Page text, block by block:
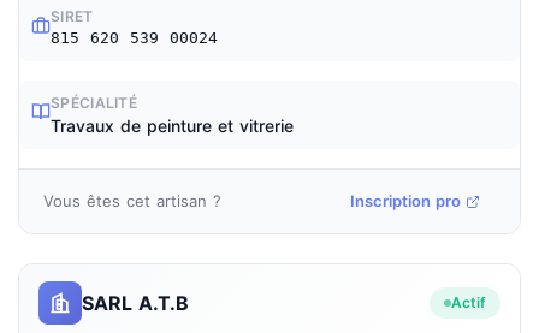
SIRET
815 620 539 00024
SPÉCIALITÉ
Travaux de peinture et vitrerie
Vous êtes cet artisan ? Inscription pro
SARL A.T.B Actif